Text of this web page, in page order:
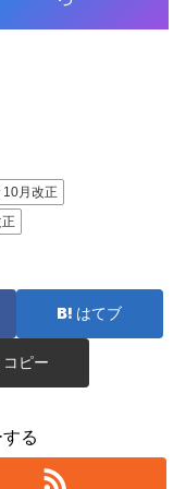
10月改正
はてブ
コピー
る